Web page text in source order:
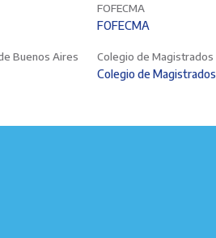
Buenos Aires
FOFECMA
FOFECMA
Colegio de Magistrados
Colegio de Magistrados